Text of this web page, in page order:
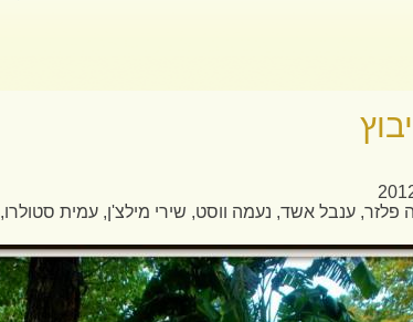
פלזר, ענבל אשד, נעמה ווסט, שירי מילצ'ן, עמית סטולרו,